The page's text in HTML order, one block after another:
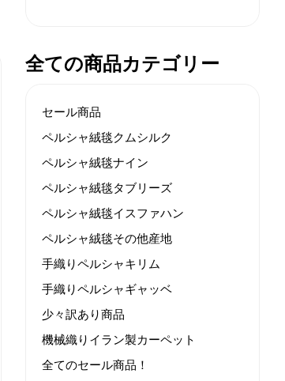
全ての商品カテゴリー
セール商品
ペルシャ絨毯クムシルク
ペルシャ絨毯ナイン
ペルシャ絨毯タブリーズ
ペルシャ絨毯イスファハン
ペルシャ絨毯その他産地
手織りペルシャキリム
手織りペルシャギャッベ
少々訳あり商品
機械織りイラン製カーペット
全てのセール商品！